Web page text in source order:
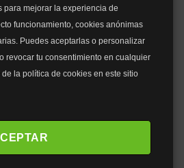
para mejorar la experiencia de
funcionamiento, cookies anónimas
Puedes aceptarlas o personalizar
revocar tu consentimiento en cualquier
la política de cookies en este sitio